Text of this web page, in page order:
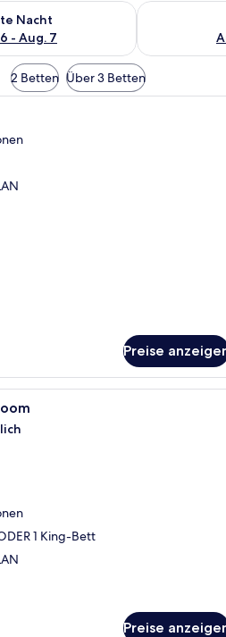
Nacht
- Aug. 7
für heute Nacht, Aug. 6
Überprüfe
2 Betten Über 3 Betten
Hochwertige Bettwaren,
Preise
Ein Hotelzimmer mit einem
1 King-Bett
Preise